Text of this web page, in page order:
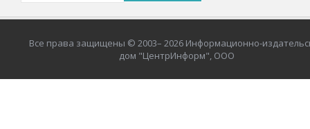
Все права защищены © 2003– 2026 Информационно-
дом "ЦентрИнформ", ООО